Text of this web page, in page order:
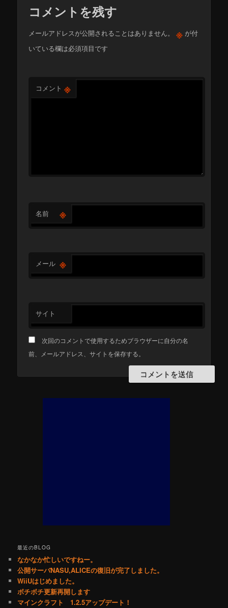
コメントを残す
メールアドレスが公開されることはありません。 ※ が付
いている欄は必須項目です
コメント ※
名前 ※
メール ※
サイト
次回のコメントで使用するためブラウザーに自分の名
前、メールアドレス、サイトを保存する。
最近のBLOG
なかなか忙しいですねー。
公開サーバNASU,ALICEの復旧が完了しました。
WiiUはじめました。
ボチボチ更新再開します
マインクラフト 1.2.5アップデート！